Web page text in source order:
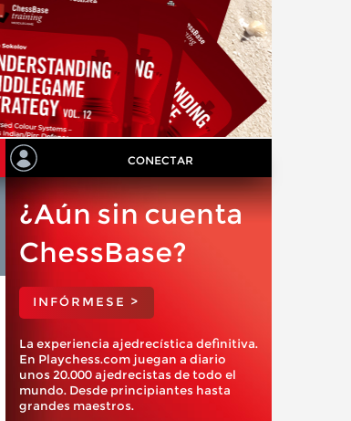
CONECTAR
¿Aún sin cuenta
ChessBase?
INFÓRMESE >
La experiencia ajedrecística definitiva.
En Playchess.com juegan a diario
unos 20.000 ajedrecistas de todo el
mundo. Desde principiantes hasta
grandes maestros.